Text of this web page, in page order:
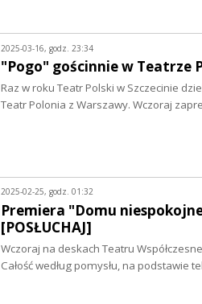
2025-03-16, godz. 23:34
"Pogo" gościnnie w Teatrze
Raz w roku Teatr Polski w Szczecinie
Teatr Polonia z Warszawy. Wczoraj
2025-02-25, godz. 01:32
Premiera "Domu
[POSŁUCHAJ]
Wczoraj na deskach Teatru
Całość według pomysłu, na podstawie